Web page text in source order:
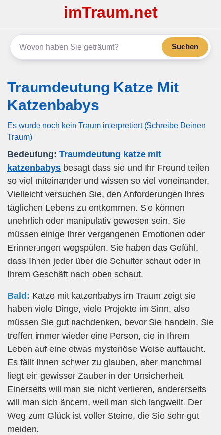
imTraum.net
Suchen
Traumdeutung Katze Mit
Katzenbabys
Es wurde noch kein Traum interpretiert (Schreibe Deinen
Traum)
Bedeutung: Traumdeutung katze mit
katzenbabys besagt dass sie und Ihr Freund teilen
so viel miteinander und wissen so viel voneinander.
Vielleicht versuchen Sie, den Anforderungen Ihres
täglichen Lebens zu entkommen. Sie können
unehrlich oder manipulativ gewesen sein. Sie
müssen einige Ihrer vergangenen Emotionen oder
Erinnerungen wegspülen. Sie haben das Gefühl,
dass Ihnen jeder über die Schulter schaut oder in
Ihrem Geschäft nach oben schaut.
Bald: Katze mit katzenbabys im Traum zeigt sie
haben viele Dinge, viele Projekte im Sinn, also
müssen Sie gut nachdenken, bevor Sie handeln. Sie
treffen immer wieder eine Person, die in Ihrem
Leben auf eine etwas mysteriöse Weise auftaucht.
Es fällt Ihnen schwer zu glauben, aber manchmal
liegt ein gewisser Zauber in der Unsicherheit.
Einerseits will man sie nicht verlieren, andererseits
will man sich ändern, weil man sich langweilt. Der
Weg zum Glück ist voller Steine, die Sie sehr gut
meiden.